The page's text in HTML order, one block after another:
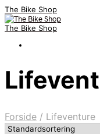
The Bike Shop
The Bike Shop
Forside / Lifeventure